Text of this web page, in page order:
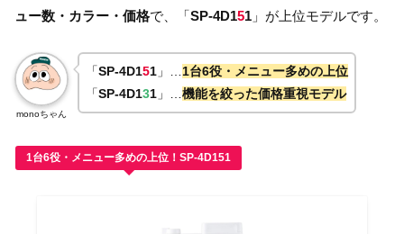
ュー数・カラー・価格で、「SP-4D151 」が上位モデルです。
monoちゃん
「SP-4D151 」… 1台6役・メニュー多めの上位
「SP-4D131 」… 機能を絞った価格重視モデル
1台6役・メニュー多めの上位！SP-4D151